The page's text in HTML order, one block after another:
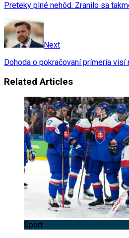
Preteky plné nehôd. Zranilo sa
Next
Dohoda o pokračovaní prímeria
Related Articles
Šport